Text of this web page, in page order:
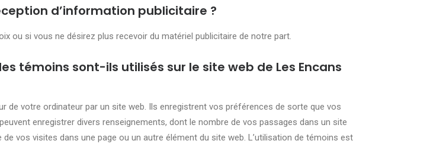
d’information publicitaire ?
ou si vous ne désirez plus recevoir du matériel publicitaire de notre part.
témoins sont-ils utilisés sur le site web de Les Encans
votre ordinateur par un site web. Ils enregistrent vos préférences de sorte que vos
enregistrer divers renseignements, dont le nombre de vos passages dans un site
vos visites dans une page ou un autre élément du site web. L’utilisation de témoins est